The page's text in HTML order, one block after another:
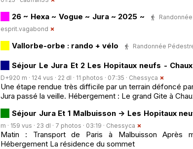
26 ~ Hexa ~ Vogue ~ Jura ~ 2025 ~
Randonnée
esprit.vagabond
Vallorbe-orbe : rando + vélo Randonnée Pédestre
Séjour Le Jura Et 2 Les Hopitaux neufs -
D+920 m · 124 vus · 22 dl · 11 photos · 07:35 · Chessyca
Une étape rendue très difficile par un terrain défoncé
Jura passé la veille. Hébergement : Le grand Gite à
Séjour Jura Et 1 Malbuisson -> Les Hopitaux
m · 159 vus · 23 dl · 7 photos · 03:19 · Chessyca
Matin : Transport de Paris à Malbuisson Après
Hébergement La résidence du sommet